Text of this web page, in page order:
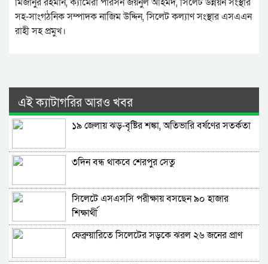
সহ-সাংগঠনিক সম্পাদক নাজিম উদ্দিন, সিলেট কল্যাণ সংস্থার এসএএন
রাহী সহ প্রমুখ।
এই ক্যাটাগরির আরও খবর
১৯ জেলায় ঝড়-বৃষ্টির শঙ্কা, অতিভারি বর্ষণের সতর্কতা
৩দিন বন্ধ থাকবে শেরপুর সেতু
সিলেটে এসএসসি পরীক্ষায় বসছেন ৯০ হাজার
শিক্ষার্থী
ফেব্রুয়ারিতে সিলেটের সড়কে ঝরল ২৬ জনের প্রাণ